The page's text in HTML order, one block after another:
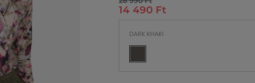
14 490 Ft
DARK KHAKI